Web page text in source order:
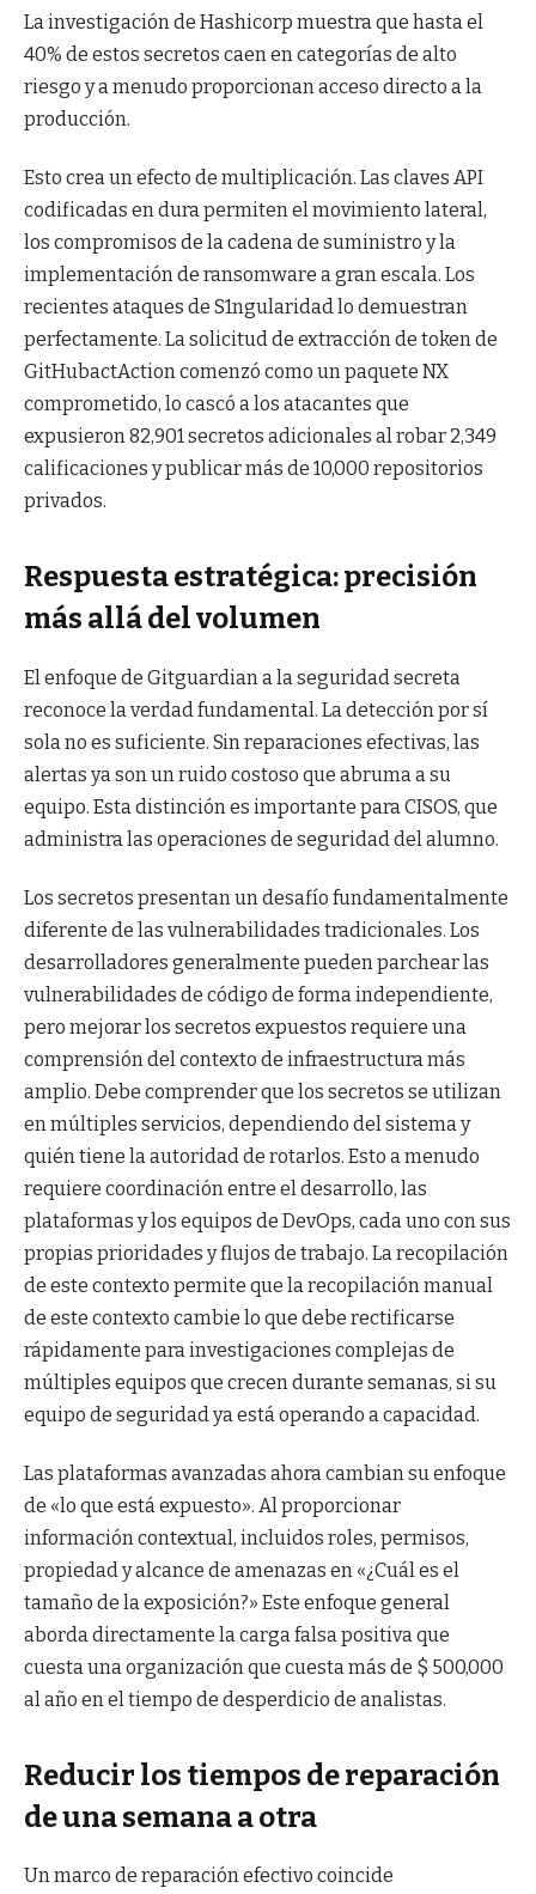
La investigación de Hashicorp muestra que hasta el
40% de estos secretos caen en categorías de alto
riesgo y a menudo proporcionan acceso directo a la
producción.
Esto crea un efecto de multiplicación. Las claves API
codificadas en dura permiten el movimiento lateral,
los compromisos de la cadena de suministro y la
implementación de ransomware a gran escala. Los
recientes ataques de S1ngularidad lo demuestran
perfectamente. La solicitud de extracción de token de
GitHubactAction comenzó como un paquete NX
comprometido, lo cascó a los atacantes que
expusieron 82,901 secretos adicionales al robar 2,349
calificaciones y publicar más de 10,000 repositorios
privados.
Respuesta estratégica: precisión
más allá del volumen
El enfoque de Gitguardian a la seguridad secreta
reconoce la verdad fundamental. La detección por sí
sola no es suficiente. Sin reparaciones efectivas, las
alertas ya son un ruido costoso que abruma a su
equipo. Esta distinción es importante para CISOS, que
administra las operaciones de seguridad del alumno.
Los secretos presentan un desafío fundamentalmente
diferente de las vulnerabilidades tradicionales. Los
desarrolladores generalmente pueden parchear las
vulnerabilidades de código de forma independiente,
pero mejorar los secretos expuestos requiere una
comprensión del contexto de infraestructura más
amplio. Debe comprender que los secretos se utilizan
en múltiples servicios, dependiendo del sistema y
quién tiene la autoridad de rotarlos. Esto a menudo
requiere coordinación entre el desarrollo, las
plataformas y los equipos de DevOps, cada uno con sus
propias prioridades y flujos de trabajo. La recopilación
de este contexto permite que la recopilación manual
de este contexto cambie lo que debe rectificarse
rápidamente para investigaciones complejas de
múltiples equipos que crecen durante semanas, si su
equipo de seguridad ya está operando a capacidad.
Las plataformas avanzadas ahora cambian su enfoque
de «lo que está expuesto». Al proporcionar
información contextual, incluidos roles, permisos,
propiedad y alcance de amenazas en «¿Cuál es el
tamaño de la exposición?» Este enfoque general
aborda directamente la carga falsa positiva que
cuesta una organización que cuesta más de $ 500,000
al año en el tiempo de desperdicio de analistas.
Reducir los tiempos de reparación
de una semana a otra
Un marco de reparación efectivo coincide